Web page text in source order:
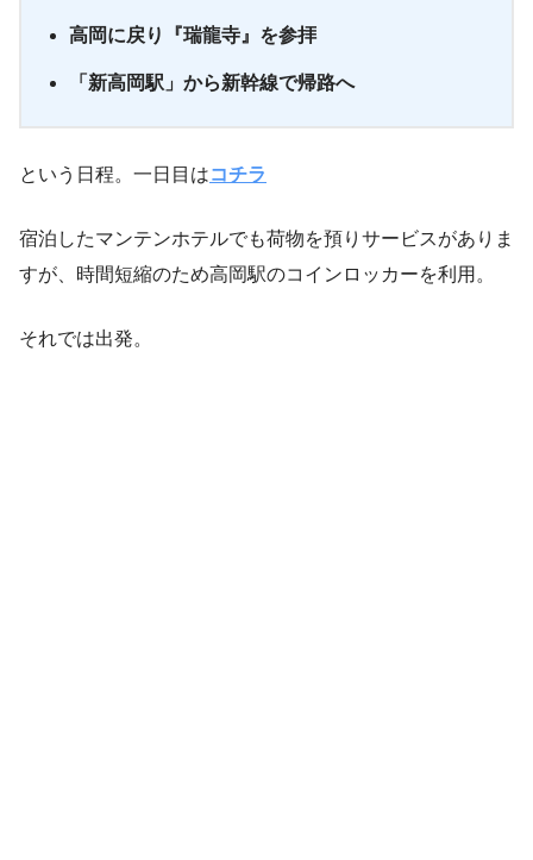
高岡に戻り『瑞龍寺』を参拝
「新高岡駅」から新幹線で帰路へ
という日程。一日目はコチラ
宿泊したマンテンホテルでも荷物を預りサービスがありま
すが、時間短縮のため高岡駅のコインロッカーを利用。
それでは出発。